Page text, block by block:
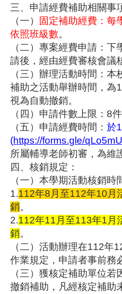
三、申請經費補助相關事
（一）
固定補助經費：每
依照班級數。
（二）專案經費申請：
請後，經由經費審核會議
（三）辦理活動時間：
補助之活動舉辦時間，為
視為自動撤銷。
（四）申請件數上限：8件
（五）申請經費時間： 於
(https://forms.gle/
所屬輔導老師初審，為維
四、核銷規定：
（一）本學期活動核銷時
1.112年8月至112年10月
銷。
2.112年11月至113年1月
銷。
（二）活動辦理在112年
作業規定，申請者事前務
（三）獲核定補助單位
撤銷補助，凡經核定補助